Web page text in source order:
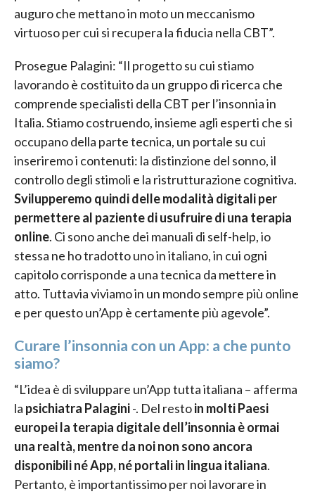
auguro che mettano in moto un meccanismo
virtuoso per cui si recupera la fiducia nella CBT”.
Prosegue Palagini: “Il progetto su cui stiamo
lavorando è costituito da un gruppo di ricerca che
comprende specialisti della CBT per l’insonnia in
Italia. Stiamo costruendo, insieme agli esperti che si
occupano della parte tecnica, un portale su cui
inseriremo i contenuti: la distinzione del sonno, il
controllo degli stimoli e la ristrutturazione cognitiva.
Svilupperemo quindi delle modalità digitali per
permettere al paziente di usufruire di una terapia
online. Ci sono anche dei manuali di self-help, io
stessa ne ho tradotto uno in italiano, in cui ogni
capitolo corrisponde a una tecnica da mettere in
atto. Tuttavia viviamo in un mondo sempre più online
e per questo un’App è certamente più agevole”.
Curare l’insonnia con un App: a che punto
siamo?
“L’idea è di sviluppare un’App tutta italiana – afferma
la psichiatra Palagini-. Del restoin molti Paesi
europei la terapia digitale dell’insonnia è ormai
una realtà, mentre da noi non sono ancora
disponibili né App, né portali in lingua italiana.
Pertanto, è importantissimo per noi lavorare in